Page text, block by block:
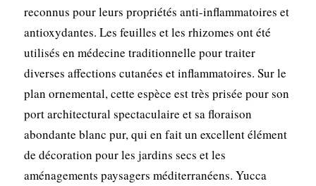
reconnus pour leurs propriétés anti-inflammatoires et
antioxydantes. Les feuilles et les rhizomes ont été
utilisés en médecine traditionnelle pour traiter
diverses affections cutanées et inflammatoires. Sur le
plan ornemental, cette espèce est très prisée pour son
port architectural spectaculaire et sa floraison
abondante blanc pur, qui en fait un excellent élément
de décoration pour les jardins secs et les
aménagements paysagers méditerranéens. Yucca